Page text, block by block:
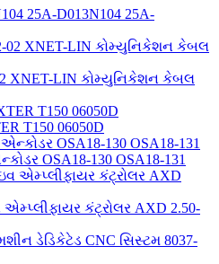
25A-D013N104 25A-
XNET-LIN કોમ્યુનિકેશન કેબલ
T150 06050D
OSA18-130 OSA18-131
એમ્પ્લીફાયર કંટ્રોલર AXD 2.50-